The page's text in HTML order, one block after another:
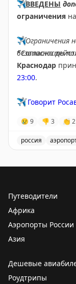
✈️ВВЕДЕНЫ
ограничения
✈️Ограничения
безопасности
*Согласно
Краснодар
23:00.
✈️ Говорит
😢 9 👎 3 👏 2
россия
Путеводители
Африка
Аэропорты России
Азия
Дешевые
Роудтрипы